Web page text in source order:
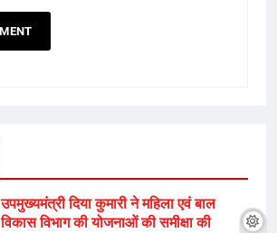
उपमुख्यमंत्री दिया कुमारी ने महिला एवं बाल
विकास विभाग की योजनाओं की समीक्षा की